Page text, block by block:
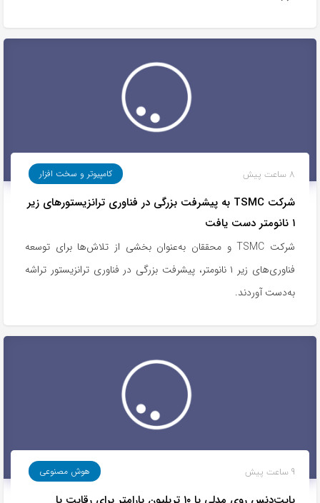
کامپیوتر و سخت افزار 8 ساعت پیش
شرکت TSMC به پیشرفت بزرگی در فناوری ترانزیستورهای زیر
۱ نانومتر دست یافت
شرکت TSMC و محققان به‌عنوان بخشی از تلاش‌ها برای توسعه
فناوری‌های زیر ۱ نانومتر، پیشرفت بزرگی در فناوری ترانزیستور تراشه
به‌دست آوردند.
هوش مصنوعی 9 ساعت پیش